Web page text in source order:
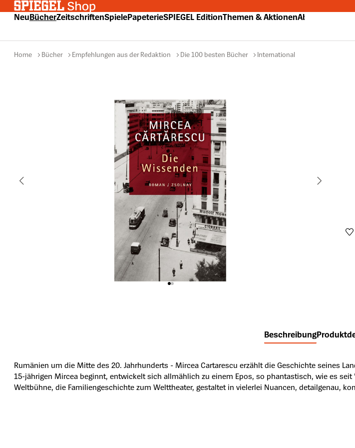
Hauptinhalt springen
Zur Suche springen
Zur Hauptnavigation springen
NeuBücherZeitschriftenSpielePapeterieSPIEGEL EditionThemen & AktionenAbo
Home Bücher Empfehlungen aus der Redaktion Die 100 besten Bücher International
Beschreibung
Rumänien um die Mitte des 20. Jahrhunderts - Mircea Cartarescu erzählt die Geschichte seines
15-jährigen Mircea beginnt, entwickelt sich allmählich zu einem Epos, so phantastisch, wie es
Weltbühne, die Familiengeschichte zum Welttheater, gestaltet in vielerlei Nuancen, detailgenau,